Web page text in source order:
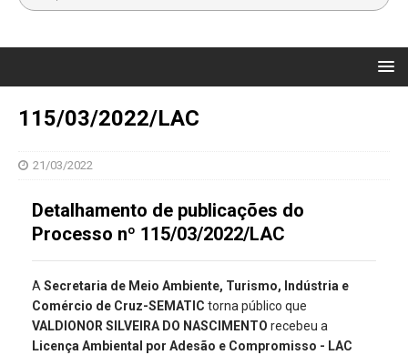
115/03/2022/LAC
21/03/2022
Detalhamento de publicações do
Processo nº 115/03/2022/LAC
A Secretaria de Meio Ambiente, Turismo, Indústria e
Comércio de Cruz-SEMATIC torna público que
VALDIONOR SILVEIRA DO NASCIMENTO recebeu a
Licença Ambiental por Adesão e Compromisso - LAC